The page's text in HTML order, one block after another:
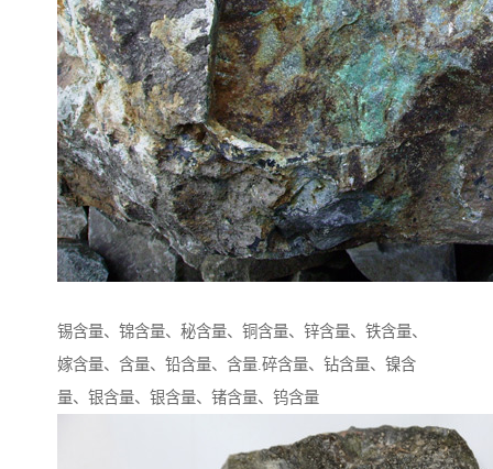
锡含量、锦含量、秘含量、铜含量、锌含量、铁含量、
嫁含量、含量、铅含量、含量.碎含量、钻含量、镍含
量、银含量、银含量、锗含量、钨含量